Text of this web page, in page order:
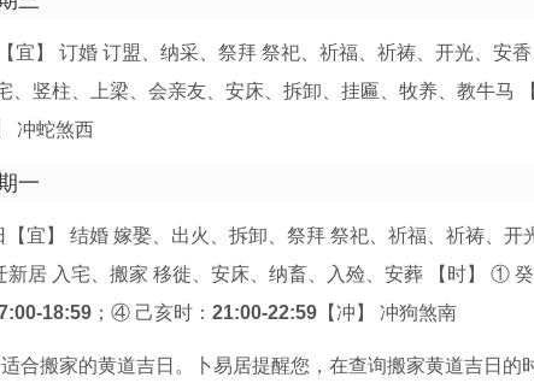
宜】 订婚 订盟、纳采、祭拜 祭祀、祈福、祈祷、开光、安
、竖柱、上梁、会亲友、安床、拆卸、挂匾、牧养、教牛马
冲蛇煞西
一
【宜】 结婚 嫁娶、出火、拆卸、祭拜 祭祀、祈福、祈祷、开
居 入宅、搬家 移徙、安床、纳畜、入殓、安葬 【时】 ① 癸
18:59 ；④ 己亥时： 21:00-22:59 【冲】 冲狗煞南
合搬家的黄道吉日。卜易居提醒您，在查询搬家黄道吉日的